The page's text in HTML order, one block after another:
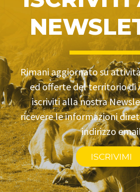
Rimani aggiornato su
ed offerte del territorio
iscriviti alla nostra
ricevere le informazioni
indirizzo
ISCRIVIMI